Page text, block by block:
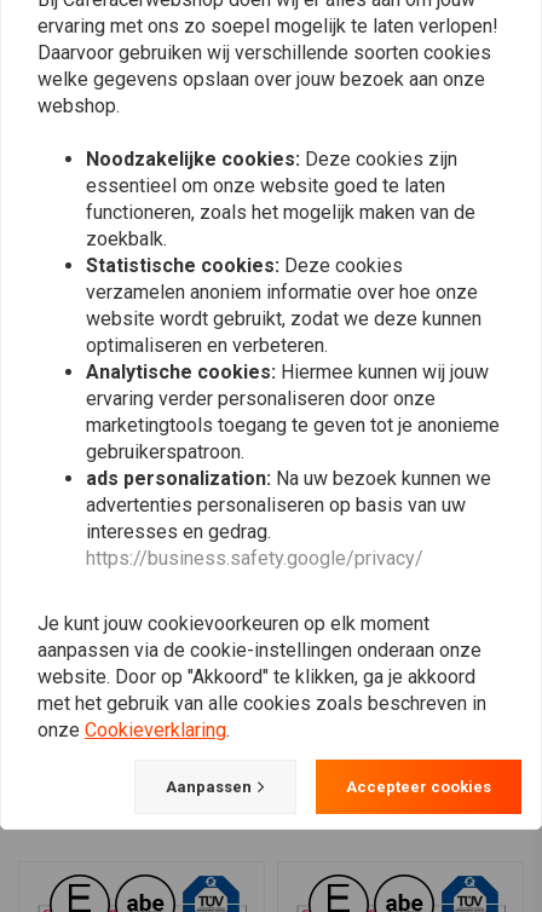
De informatie in de producttitel heeft betrekking op de schokdemper(s)
die u krijgt.
[Download/Check documentation]
Informatie per model
366 Range Monoshock Topline
Emulsion Mono gas demper, vervaardigd uit hoogwaardig aluminium en
voorzien van de nodige afstelmogelijkheden. Instelbare voorbelasting
(veervoorspanning), gereedschap inbegrepen. Instelbare rebound door
middel van draaiknop aan onderzijde en in lengte verstelbaar +- 5MM.
Vergelijkbare producten
MZ362-320TRL-10 Shocks
€277,83 €347,28
RZ362-355TRL-02-88
€457,65 €572,06
ervaring met ons zo soepel mogelijk te laten verlopen!
Daarvoor gebruiken wij verschillende soorten cookies
welke gegevens opslaan over jouw bezoek aan onze
webshop.
Noodzakelijke cookies: Deze cookies zijn
essentieel om onze website goed te laten
functioneren, zoals het mogelijk maken van de
zoekbalk.
Statistische cookies: Deze cookies
verzamelen anoniem informatie over hoe onze
website wordt gebruikt, zodat we deze kunnen
optimaliseren en verbeteren.
Analytische cookies: Hiermee kunnen wij jouw
ervaring verder personaliseren door onze
marketingtools toegang te geven tot je anonieme
gebruikerspatroon.
ads personalization: Na uw bezoek kunnen we
advertenties personaliseren op basis van uw
interesses en gedrag.
https://business.safety.google/privacy/
Je kunt jouw cookievoorkeuren op elk moment
aanpassen via de cookie-instellingen onderaan onze
website. Door op "Akkoord" te klikken, ga je akkoord
met het gebruik van alle cookies zoals beschreven in
onze Cookieverklaring.
Aanpassen Accepteer cookies